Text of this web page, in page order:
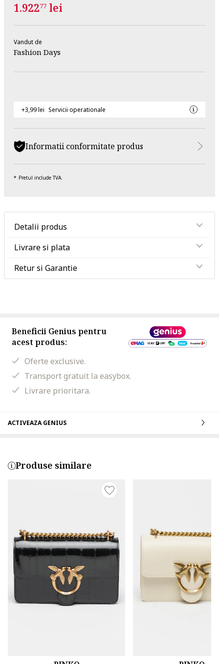
1.92277 lei
Vandut de
Fashion Days
+3,99 lei Servicii operationale
Informatii conformitate produs
Pretul include TVA.
Detalii produs
Livrare si plata
Retur si Garantie
Beneficii Genius pentru
acest produs:
Oferte exclusive.
Transport gratuit la easybox.
Livrare prioritara.
ACTIVEAZA GENIUS
Produse similare